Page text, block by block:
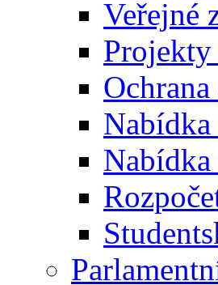
Veřejné
Nabídka
Nabídka